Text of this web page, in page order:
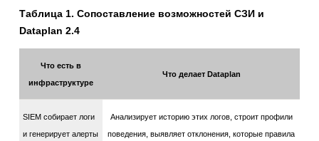
Таблица 1. Сопоставление возможностей СЗИ и
Dataplan 2.4
Что есть в
инфраструктуре
Что делает Dataplan
SIEM собирает логи
и генерирует алерты
Анализирует историю этих логов, строит профили
поведения, выявляет отклонения, которые правила